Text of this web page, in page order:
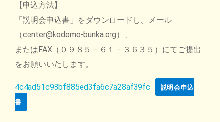
【申込方法】
「説明会申込書」をダウンロードし、メール
（center@kodomo-bunka.org）、
またはFAX（０９８５－６１－３６３５）にてご提出
をお願いいたします。
4c4ad51c98bf885ed3fa6c7a28af39fc
説明会申込
書